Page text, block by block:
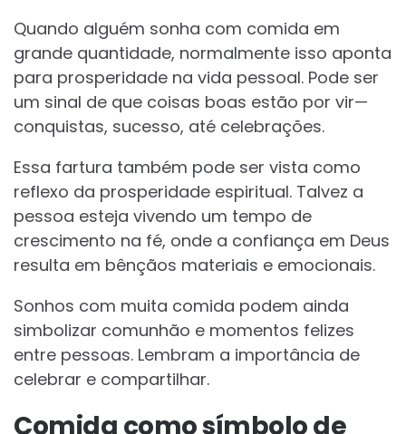
Quando alguém sonha com comida em
grande quantidade, normalmente isso aponta
para prosperidade na vida pessoal. Pode ser
um sinal de que coisas boas estão por vir—
conquistas, sucesso, até celebrações.
Essa fartura também pode ser vista como
reflexo da prosperidade espiritual. Talvez a
pessoa esteja vivendo um tempo de
crescimento na fé, onde a confiança em Deus
resulta em bênçãos materiais e emocionais.
Sonhos com muita comida podem ainda
simbolizar comunhão e momentos felizes
entre pessoas. Lembram a importância de
celebrar e compartilhar.
Comida como símbolo de